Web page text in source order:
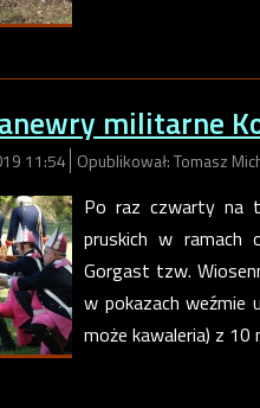
militarne
11:54 Opublikował: Tomasz
Po raz czwarty na
pruskich w ramach
Gorgast tzw.
w pokazach weźmie
może kawaleria) z